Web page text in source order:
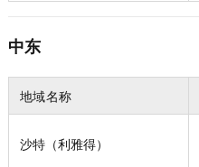
中东
地域名称
沙特（利雅得）